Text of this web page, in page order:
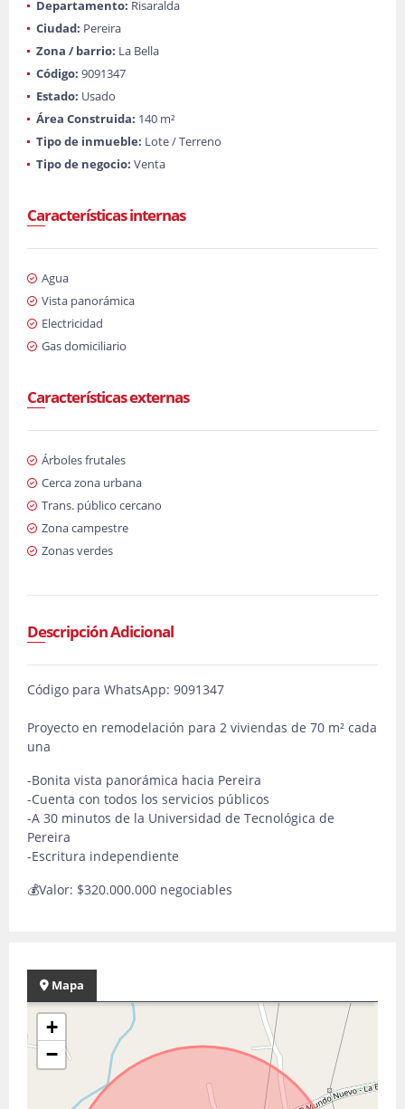
Departamento: Risaralda
Ciudad: Pereira
Zona / barrio: La Bella
Código: 9091347
Estado: Usado
Área Construida: 140 m²
Tipo de inmueble: Lote / Terreno
Tipo de negocio: Venta
Características internas
Agua
Vista panorámica
Electricidad
Gas domiciliario
Características externas
Árboles frutales
Cerca zona urbana
Trans. público cercano
Zona campestre
Zonas verdes
Descripción Adicional
Código para WhatsApp: 9091347
Proyecto en remodelación para 2 viviendas de 70 m² cada
una
-Bonita vista panorámica hacia Pereira
-Cuenta con todos los servicios públicos
-A 30 minutos de la Universidad de Tecnológica de
Pereira
-Escritura independiente
💰Valor: $320.000.000 negociables
Mapa
+
−